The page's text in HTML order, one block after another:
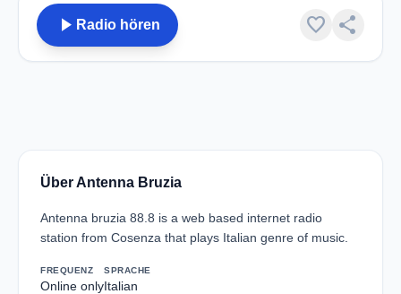
play_arrow Radio hören favorite share
Über Antenna Bruzia
Antenna bruzia 88.8 is a web based internet radio
station from Cosenza that plays Italian genre of music.
FREQUENZ
Online only
SPRACHE
Italian